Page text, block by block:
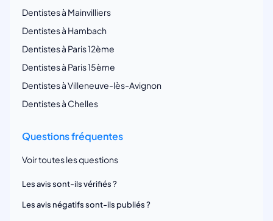
Dentistes à Mainvilliers
Dentistes à Hambach
Dentistes à Paris 12ème
Dentistes à Paris 15ème
Dentistes à Villeneuve-lès-Avignon
Dentistes à Chelles
Questions fréquentes
Voir toutes les questions
Les avis sont-ils vérifiés ?
Les avis négatifs sont-ils publiés ?